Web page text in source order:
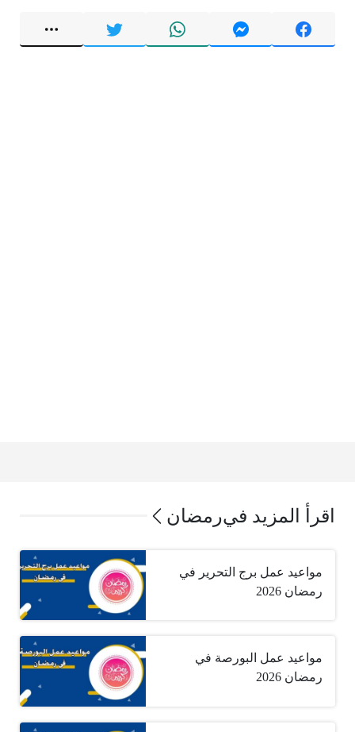
اقرأ المزيد فيرمضان
مواعيد عمل برج التحرير في
رمضان 2026
مواعيد عمل البورصة في
رمضان 2026